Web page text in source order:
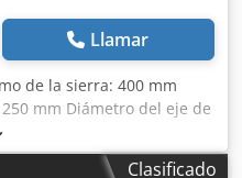
Llamar
de la sierra: 400 mm
mm Diámetro del eje de
sierra de ranura: 125 mm
ranura: 20 mm Sierra de
Clasificado